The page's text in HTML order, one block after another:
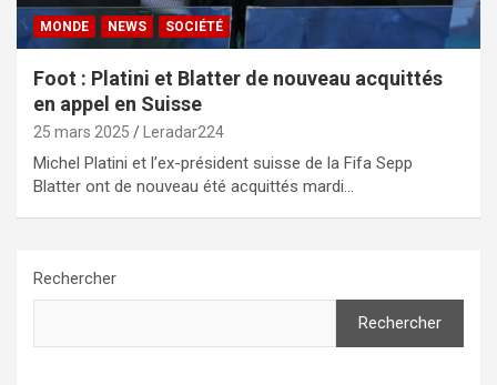
MONDE NEWS SOCIÉTÉ
Foot : Platini et Blatter de nouveau acquittés
en appel en Suisse
25 mars 2025 Leradar224
Michel Platini et l’ex-président suisse de la Fifa Sepp
Blatter ont de nouveau été acquittés mardi…
Rechercher
Rechercher